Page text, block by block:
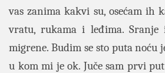
vas zanima kakvi su, osećam ih
vratu, rukama i leđima.
migrene. Budim se sto puta noću
u kom mi je ok. Juče sam prvi